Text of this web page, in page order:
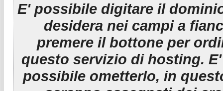
E' possibile digitare il
desidera nei campi a
premere il bottone per
questo servizio di hosting.
possibile ometterlo, in